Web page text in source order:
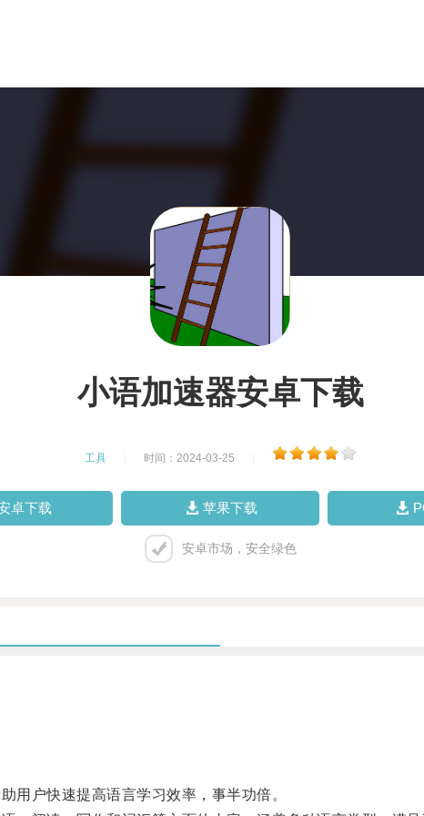
小语加速器安卓下载
工具 时间：2024-03-25
卓下载 苹果下载
安卓市场，安全绿色
户快速提高语言学习效率，事半功倍。